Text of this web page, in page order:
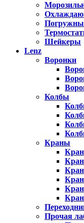
Шейкеры
Lenz
Воронки
Колбы
Краны
Прочая